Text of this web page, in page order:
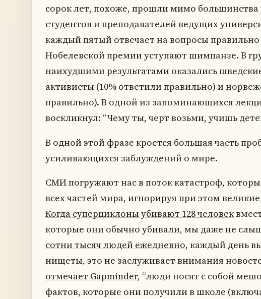
сорок лет, похоже, прошли мимо
студентов и преподавателей ведущих
каждый пятый отвечает на вопросы
Нобелевской премии уступают шимпанзе. В
наихудшими результатами оказались
активисты (10% ответили правильно) и
правильно). В одной из запоминающихся
воскликнул: “Чему ты, черт возьми, учишь
В одной этой фразе кроется большая часть
усиливающихся заблуждений о мире.
СМИ погружают нас в поток катастроф,
всех частей мира, игнорируя при этом великие
Когда суперциклоны убивают 128 человек
которые они обычно убивали, мы даже не
сотни тысяч людей ежедневно, каждый день
нищеты, это не заслуживает внимания
отмечает Gapminder, “люди носят с собой
фактов, которые они получили в школе